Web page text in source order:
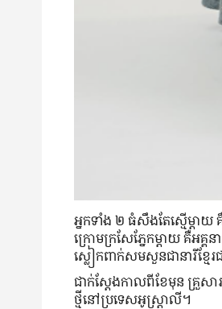
អ្នក​ទាំង ២ ធំ​សឹង​តែ​ស្មើ​ម្ដា
ក្រោម​ក្រសែ​ភ្នែក​ម្ដាយ គឺ​​អ
ស្លៀកពាក់​សម​សួន​ជា​នារី​ខ្មែរ​ជ
ជាក់ស្ដែង​កាលពី​ខែ​មុន គ្រួសា
ថ្មី​នៅ​ប្រទេស​អូស្ត្រាលី។